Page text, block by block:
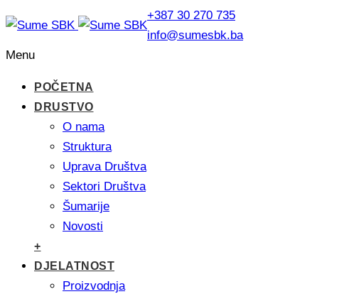
+387 30 270 735
info@sumesbk.ba
Menu
POČETNA
DRUSTVO
O nama
Struktura
Uprava Društva
Sektori Društva
Šumarije
Novosti
+
DJELATNOST
Proizvodnja